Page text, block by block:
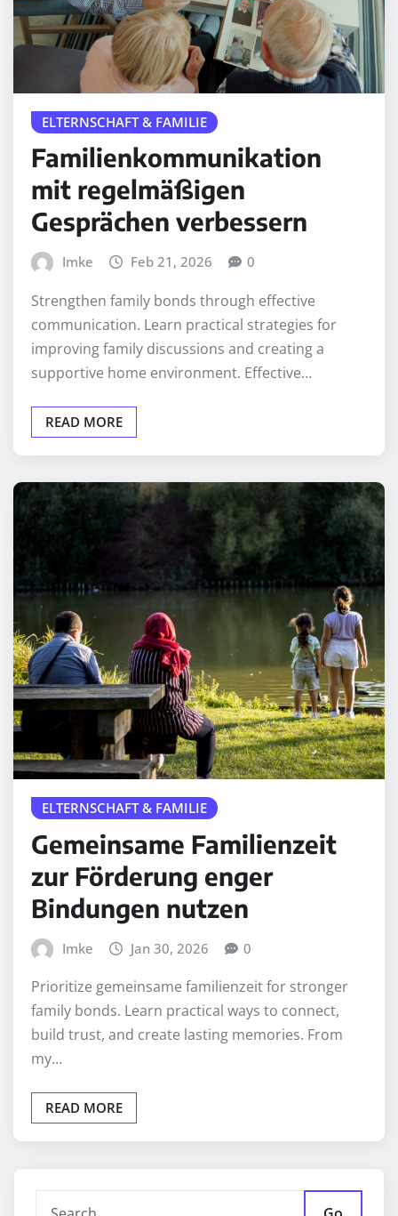
ELTERNSCHAFT & FAMILIE
Familienkommunikation
mit regelmäßigen
Gesprächen verbessern
Imke Feb 21, 2026 0
Strengthen family bonds through effective
communication. Learn practical strategies for
improving family discussions and creating a
supportive home environment. Effective…
READ MORE
ELTERNSCHAFT & FAMILIE
Gemeinsame Familienzeit
zur Förderung enger
Bindungen nutzen
Imke Jan 30, 2026 0
Prioritize gemeinsame familienzeit for stronger
family bonds. Learn practical ways to connect,
build trust, and create lasting memories. From
my…
READ MORE